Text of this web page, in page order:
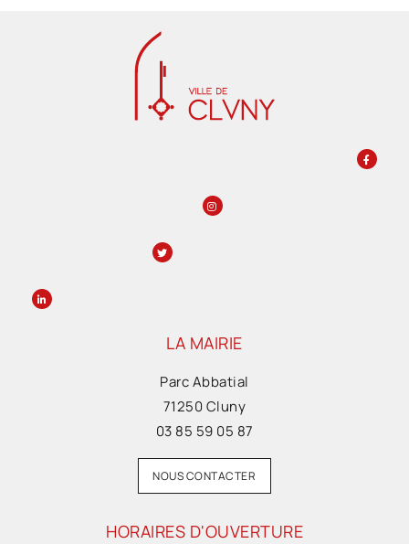
LA MAIRIE
Parc Abbatial
71250 Cluny
03 85 59 05 87
NOUS CONTACTER
HORAIRES D'OUVERTURE